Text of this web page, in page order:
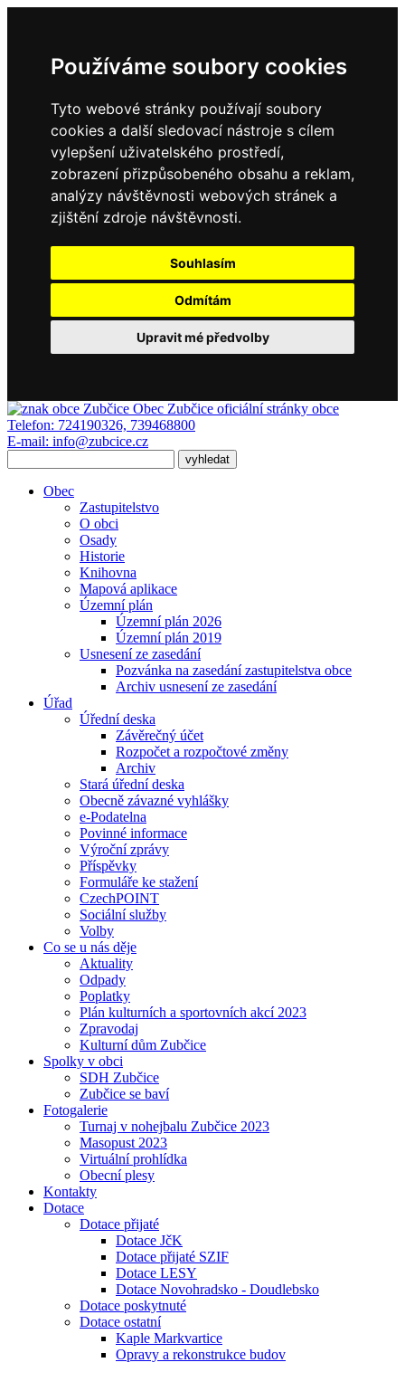
Používáme soubory cookies
Tyto webové stránky používají soubory
cookies a další sledovací nástroje s cílem
vylepšení uživatelského prostředí,
zobrazení přizpůsobeného obsahu a reklam,
analýzy návštěvnosti webových stránek a
zjištění zdroje návštěvnosti.
Souhlasím
Odmítám
Upravit mé předvolby
Obec Zubčice oficiální stránky obce
Telefon: 724190326, 739468800
E-mail: info@zubcice.cz
Obec
Zastupitelstvo
O obci
Osady
Historie
Knihovna
Mapová aplikace
Územní plán
Územní plán 2026
Územní plán 2019
Usnesení ze zasedání
Pozvánka na zasedání zastupitelstva obce
Archiv usnesení ze zasedání
Úřad
Úřední deska
Závěrečný účet
Rozpočet a rozpočtové změny
Archiv
Stará úřední deska
Obecně závazné vyhlášky
e-Podatelna
Povinné informace
Výroční zprávy
Příspěvky
Formuláře ke stažení
CzechPOINT
Sociální služby
Volby
Co se u nás děje
Aktuality
Odpady
Poplatky
Plán kulturních a sportovních akcí 2023
Zpravodaj
Kulturní dům Zubčice
Spolky v obci
SDH Zubčice
Zubčice se baví
Fotogalerie
Turnaj v nohejbalu Zubčice 2023
Masopust 2023
Virtuální prohlídka
Obecní plesy
Kontakty
Dotace
Dotace přijaté
Dotace JčK
Dotace přijaté SZIF
Dotace LESY
Dotace Novohradsko - Doudlebsko
Dotace poskytnuté
Dotace ostatní
Kaple Markvartice
Opravy a rekonstrukce budov